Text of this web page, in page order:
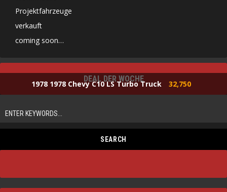
Projektfahrzeuge
verkauft
coming soon…
DEAL DER WOCHE
1978 1978 Chevy C10 LS Turbo Truck 32,750